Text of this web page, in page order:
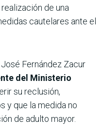
de una
cautelares ante el
Fernández Zacur
del Ministerio
su reclusión,
y que la medida no
de adulto mayor.